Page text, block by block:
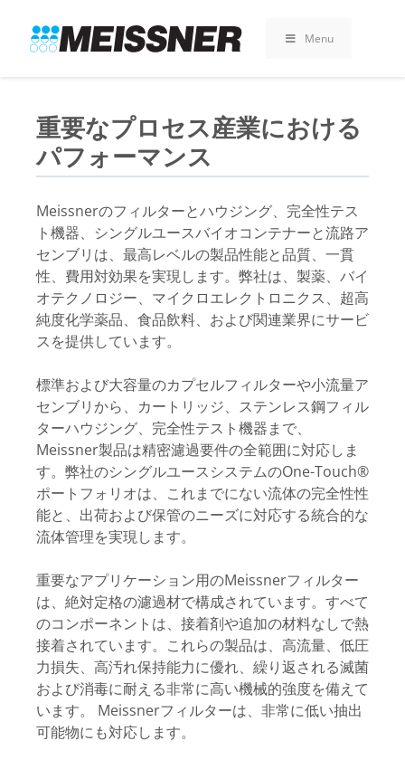
search
footer
Menu
重要なプロセス産業における
パフォーマンス
Meissnerのフィルターとハウジング、完全性テス
ト機器、シングルユースバイオコンテナーと流路ア
センブリは、最高レベルの製品性能と品質、一貫
性、費用対効果を実現します。弊社は、製薬、バイ
オテクノロジー、マイクロエレクトロニクス、超高
純度化学薬品、食品飲料、および関連業界にサービ
スを提供しています。
標準および大容量のカプセルフィルターや小流量ア
センブリから、カートリッジ、ステンレス鋼フィル
ターハウジング、完全性テスト機器まで、
Meissner製品は精密濾過要件の全範囲に対応しま
す。弊社のシングルユースシステムのOne-Touch®
ポートフォリオは、これまでにない流体の完全性性
能と、出荷および保管のニーズに対応する統合的な
流体管理を実現します。
重要なアプリケーション用のMeissnerフィルター
は、絶対定格の濾過材で構成されています。すべて
のコンポーネントは、接着剤や追加の材料なしで熱
接着されています。これらの製品は、高流量、低圧
力損失、高汚れ保持能力に優れ、繰り返される滅菌
および消毒に耐える非常に高い機械的強度を備えて
います。 Meissnerフィルターは、非常に低い抽出
可能物にも対応します。